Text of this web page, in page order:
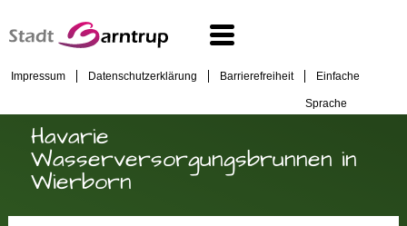
Impressum Datenschutzerklärung Barrierefreiheit Einfache
Sprache
Havarie
Wasserversorgungsbrunnen in
Wierborn